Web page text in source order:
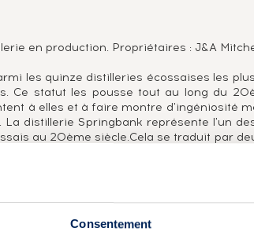
Consentement
en production. Propriétaires : J&A
les quinze distilleries écossaises les
Ce statut les pousse tout au long du
à elles et à faire montre d'ingéniosité
distillerie Springbank représente l'un
au 20ème siècle.Cela se traduit par
des années 70, un 50 ans, distillé
début des années 90, résultant d'un ré-
affichant le millésime 1919. Mais
d'un stock marqué au fer rouge par
d'effectuer un changement drastique